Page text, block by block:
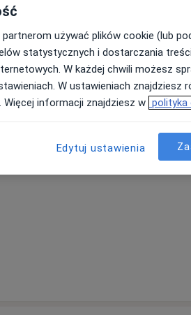
Jutro
9 Sie
Pon,
10 Sie
Wt,
11 Sie
używać plików cookie (lub
statystycznych i dostarczania
W każdej chwili możesz
W ustawieniach znajdziesz
informacji znajdziesz w polityka
Edytuj ustawienia